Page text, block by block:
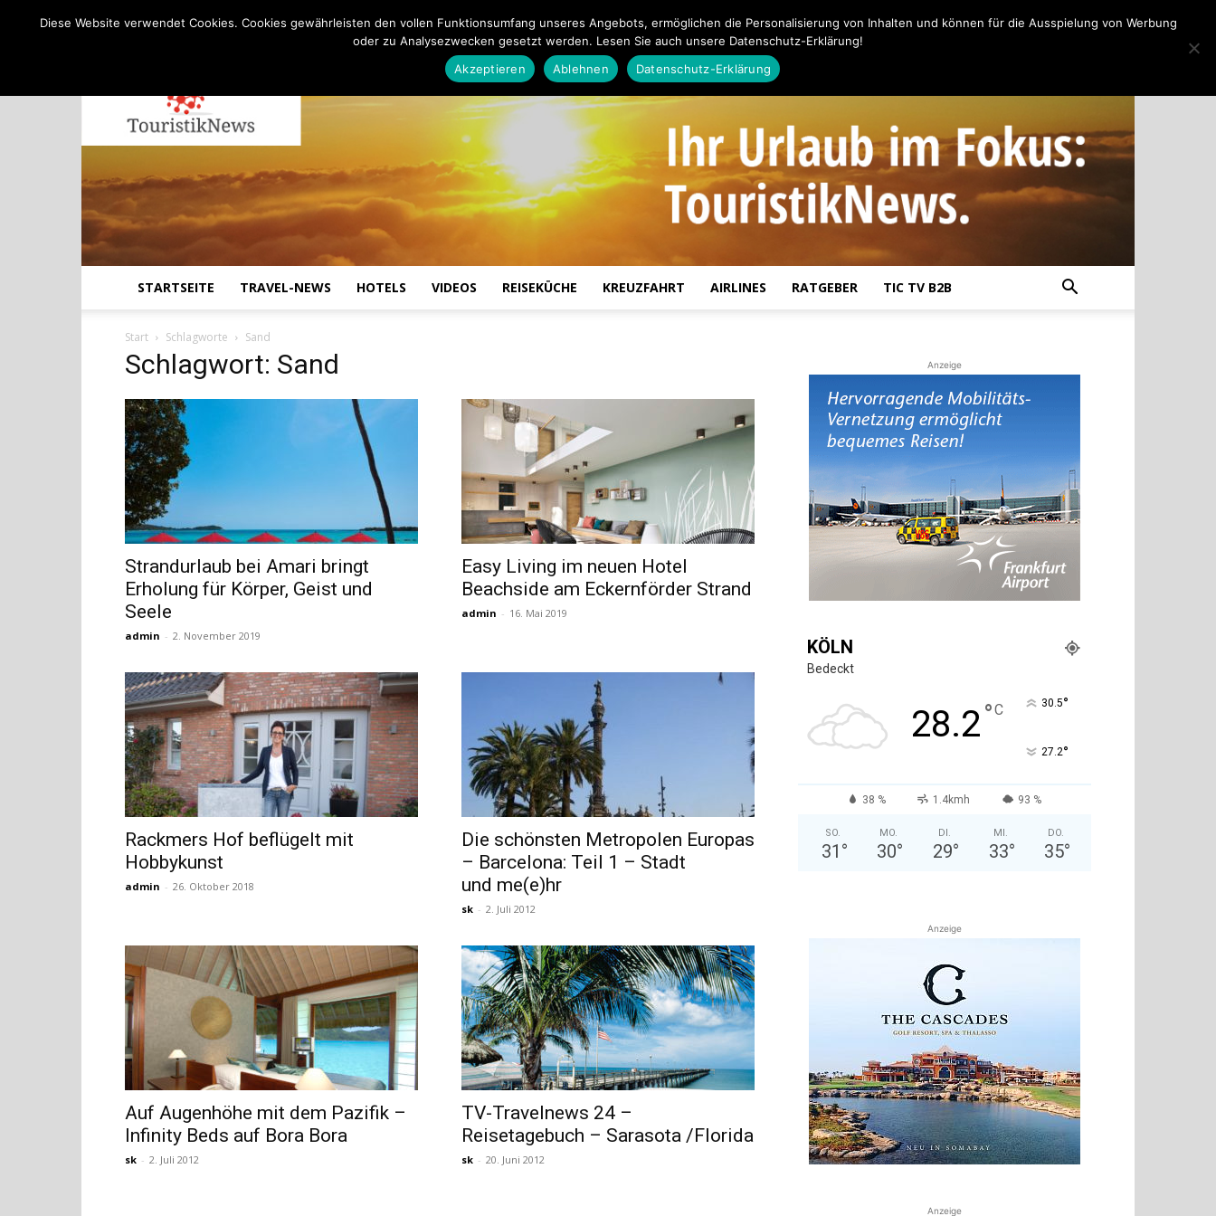
Touristiknews
und
Reiseempfehlungen.
STARTSEITE TRAVEL-NEWS HOTELS VIDEOS REISEKÜCHE KREUZFAHRT AIRLINES RATGEBER TIC TV B2B
Start Schlagworte Sand
Schlagwort: Sand
Strandurlaub bei Amari bringt
Erholung für Körper, Geist und
Seele
admin - 2. November 2019
Easy Living im neuen Hotel
Beachside am Eckernförder Strand
admin - 16. Mai 2019
Rackmers Hof beflügelt mit
Hobbykunst
admin - 26. Oktober 2018
Die schönsten Metropolen Europas
– Barcelona: Teil 1 – Stadt
und me(e)hr
sk - 2. Juli 2012
Auf Augenhöhe mit dem Pazifik –
Infinity Beds auf Bora Bora
sk - 2. Juli 2012
TV-Travelnews 24 –
Reisetagebuch – Sarasota /Florida
sk - 20. Juni 2012
Anzeige
KÖLN
Bedeckt
28.2°C 30.5°
27.2°
38 % 1.4kmh 93 %
SO.
31 °
MO.
30°
DI.
29°
MI.
33°
DO.
35°
Anzeige
Anzeige
Diese Website verwendet Cookies. Cookies gewährleisten den vollen Funktionsumfang unseres Angebots, ermöglichen die Personalisierung von Inhalten und können für die Ausspielung von Werbung
oder zu Analysezwecken gesetzt werden. Lesen Sie auch unsere Datenschutz-Erklärung!
Akzeptieren
Ablehnen Datenschutz-Erklärung